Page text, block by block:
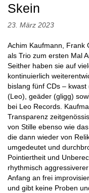
Skein
23. März 2023
Achim Kaufmann, Frank
als Trio zum ersten Mal
Seither haben sie auf
kontinuierlich
bislang fünf CDs –
(Leo), geäder (gligg)
bei Leo Records.
Transparenz
von Stille ebenso wie
die dann wieder von
umgedeutet und
Pointiertheit und
rhythmisch
Anfang an frei
und gibt keine Proben